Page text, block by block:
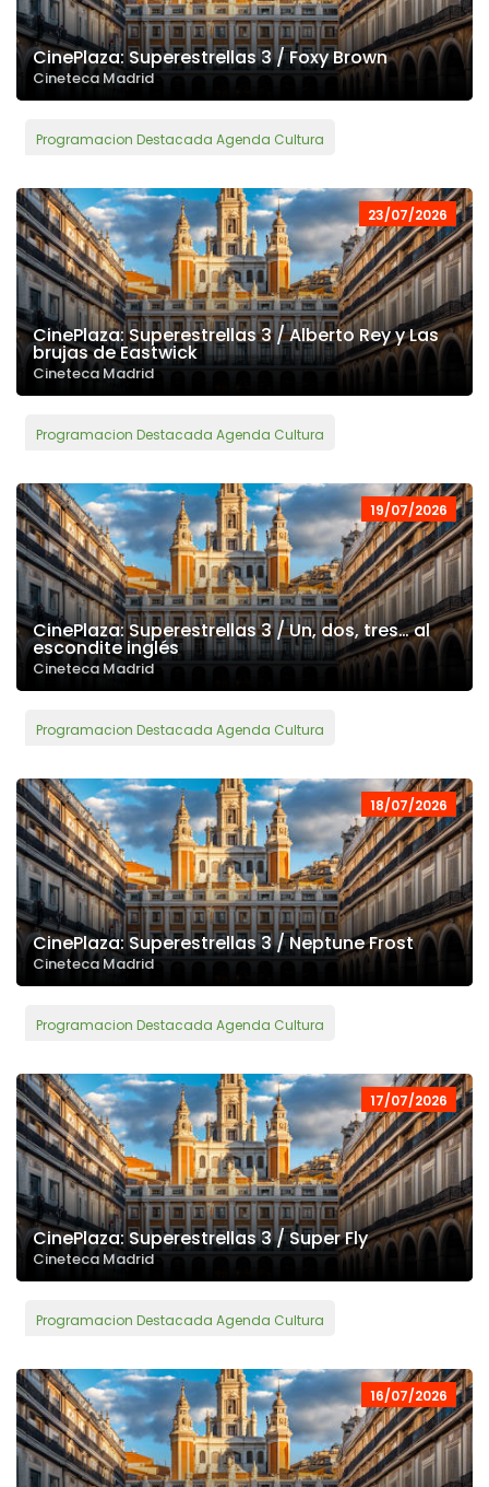
CinePlaza: Superestrellas 3 / Foxy Brown
Cineteca Madrid
Programacion Destacada Agenda Cultura
23/07/2026
CinePlaza: Superestrellas 3 / Alberto Rey y Las
brujas de Eastwick
Cineteca Madrid
Programacion Destacada Agenda Cultura
19/07/2026
CinePlaza: Superestrellas 3 / Un, dos, tres… al
escondite inglés
Cineteca Madrid
Programacion Destacada Agenda Cultura
18/07/2026
CinePlaza: Superestrellas 3 / Neptune Frost
Cineteca Madrid
Programacion Destacada Agenda Cultura
17/07/2026
CinePlaza: Superestrellas 3 / Super Fly
Cineteca Madrid
Programacion Destacada Agenda Cultura
16/07/2026